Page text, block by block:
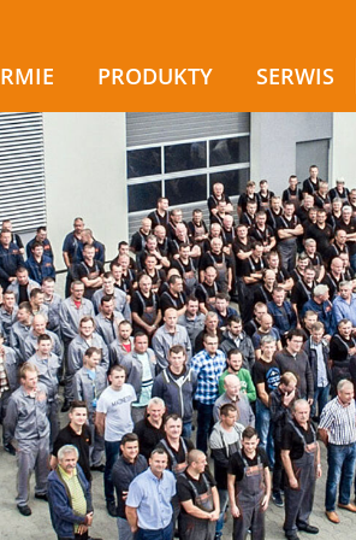
PRODUKTY SERWIS